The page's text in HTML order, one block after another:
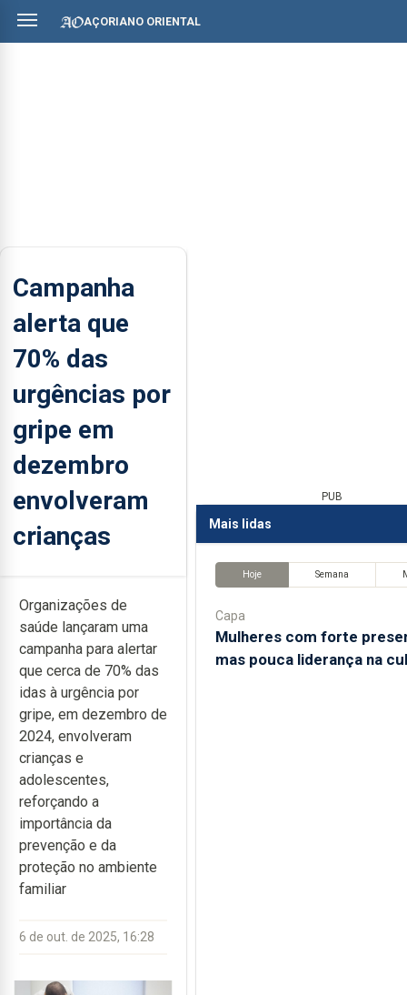
AÇORIANO ORIENTAL
Campanha
alerta que
70% das
urgências por
gripe em
dezembro
envolveram
crianças
Organizações de
saúde lançaram uma
campanha para alertar
que cerca de 70% das
idas à urgência por
gripe, em dezembro de
2024, envolveram
crianças e
adolescentes,
reforçando a
importância da
prevenção e da
proteção no ambiente
familiar
6 de out. de 2025, 16:28
PUB
Mais lidas
Hoje Semana
Capa
Mulheres com forte
mas pouca liderança na